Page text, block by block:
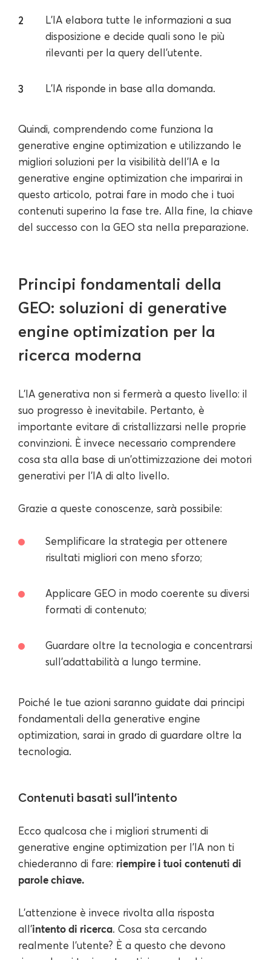
L'IA elabora tutte le informazioni a sua
disposizione e decide quali sono le più
rilevanti per la query dell'utente.
L'IA risponde in base alla domanda.
Quindi, comprendendo come funziona la
generative engine optimization e utilizzando le
migliori soluzioni per la visibilità dell'IA e la
generative engine optimization che imparirai in
questo articolo, potrai fare in modo che i tuoi
contenuti superino la fase tre. Alla fine, la chiave
del successo con la GEO sta nella preparazione.
Principi fondamentali della
GEO: soluzioni di generative
engine optimization per la
ricerca moderna
L'IA generativa non si fermerà a questo livello: il
suo progresso è inevitabile. Pertanto, è
importante evitare di cristallizzarsi nelle proprie
convinzioni. È invece necessario comprendere
cosa sta alla base di un'ottimizzazione dei motori
generativi per l'IA di alto livello.
Grazie a queste conoscenze, sarà possibile:
Semplificare la strategia per ottenere
risultati migliori con meno sforzo;
Applicare GEO in modo coerente su diversi
formati di contenuto;
Guardare oltre la tecnologia e concentrarsi
sull'adattabilità a lungo termine.
Poiché le tue azioni saranno guidate dai principi
fondamentali della generative engine
optimization, sarai in grado di guardare oltre la
tecnologia.
Contenuti basati sull'intento
Ecco qualcosa che i migliori strumenti di
generative engine optimization per l'IA non ti
chiederanno di fare: riempire i tuoi contenuti di
parole chiave.
L'attenzione è invece rivolta alla risposta
all'intento di ricerca. Cosa sta cercando
realmente l'utente? È a questo che devono